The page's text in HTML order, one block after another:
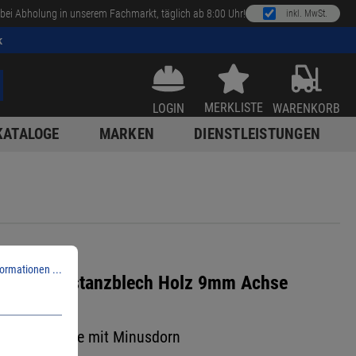
Abholung in unserem Fachmarkt, täglich ab 8:00 Uhr! inkl. MwSt.
LOGIN MERKLISTE WARENKORB
MARKEN DIENSTLEISTUNGEN
NT Distanzblech Holz 9mm Achse
mit Minusdorn
...